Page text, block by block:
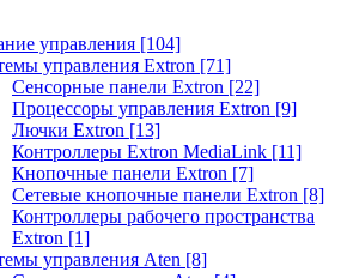
управления [104]
управления Extron [71]
Сенсорные панели Extron [22]
Процессоры управления Extron [9]
Лючки Extron [13]
Контроллеры Extron MediaLink [11]
Кнопочные панели Extron [7]
Сетевые кнопочные панели Extron [8]
Контроллеры рабочего пространства
Extron [1]
управления Aten [8]